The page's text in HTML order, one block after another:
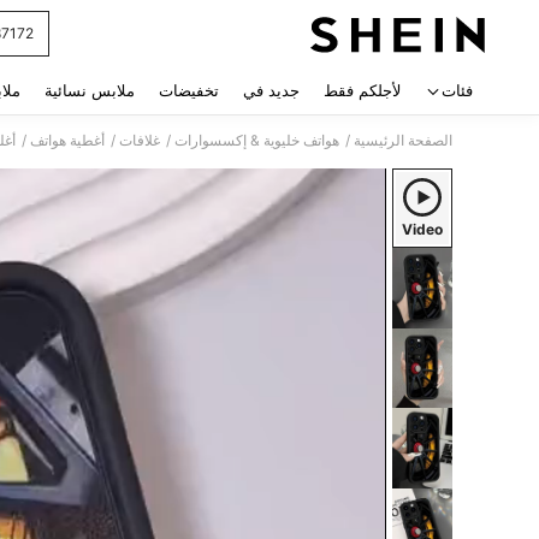
فئات لأجلكم فقط جديد في تخفيضات ملابس نسائية
الصفحة الرئيسية / هواتف خليوية & إكسسوارات / غلافات / أغطية هواتف /
Video